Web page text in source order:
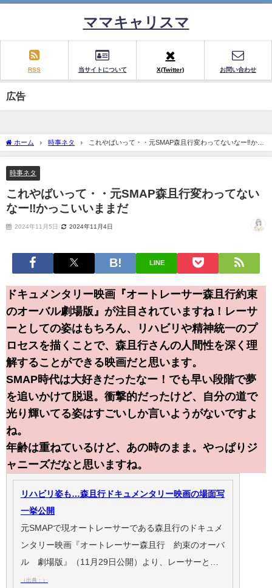
ママキャリスマ
RSS 当サイトについて X(Twitter) お問い合わせ
広告
ホーム 時事ネタ
これやばいって・・元SMAP森且行変わってないなー‼かっ
こいいままだ
時事ネタ
これやばいって・・元SMAP森且行変わってない
なー‼かっこいいままだ
2024年11月5日 2024年11月4日
LINE
ドキュメンタリー映画『オートレーサー森且行約束
のオーバル劇場版』が注目されていますね！レーサ
ーとしての姿はもちろん、リハビリや精神統一のプ
ロセスを描くことで、森且行さんの人間性を深く理
解することができる映画だと思います。
SMAP時代は大好きだったなー！でも早い段階で夢
を追いかけて脱退。衝撃的だったけど、自分の道で
光り輝いてる姿はすごいしか言いようがないですよ
ね。
年齢は重ねているけど、あの時のまま。やっぱりジ
ャニーズだなと思いますね。
リハビリ姿も…森且行ドキュメンタリー映画の場面写
一挙公開
元SMAPで現オートレーサーである森且行のドキュメ
ンタリー映画『オートレーサー森且行 約束のオーバ
ル 劇場版』（11月29日公開）より、レーサーと…
（出典：）